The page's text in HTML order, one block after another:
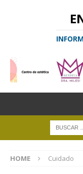
HOME Cuidado